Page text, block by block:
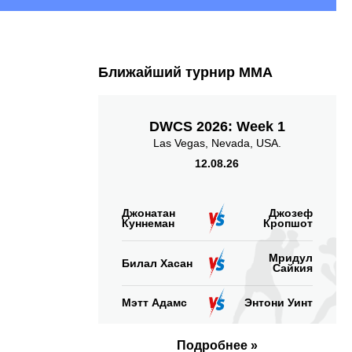
Ближайший турнир ММА
DWCS 2026: Week 1
Las Vegas, Nevada, USA.
12.08.26
Джонатан
Куннеман
Джозеф
Кропшот
Билал Хасан
Мридул
Сайкия
Мэтт Адамс Энтони Уинт
Подробнее »